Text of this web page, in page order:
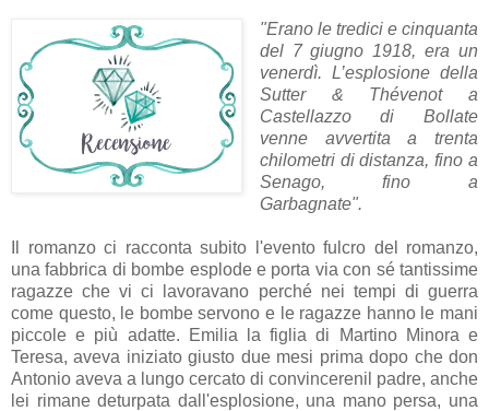
"Erano le tredici e cinquanta
del 7 giugno 1918, era un
venerdì. L’esplosione della
Sutter & Thévenot a
Castellazzo di Bollate
venne avvertita a trenta
chilometri di distanza, fino a
Senago, fino a
Garbagnate".
Il romanzo ci racconta subito l'evento fulcro del romanzo,
una fabbrica di bombe esplode e porta via con sé tantissime
ragazze che vi ci lavoravano perché nei tempi di guerra
come questo, le bombe servono e le ragazze hanno le mani
piccole e più adatte. Emilia la figlia di Martino Minora e
Teresa, aveva iniziato giusto due mesi prima dopo che don
Antonio aveva a lungo cercato di convincerenil padre, anche
lei rimane deturpata dall'esplosione, una mano persa, una